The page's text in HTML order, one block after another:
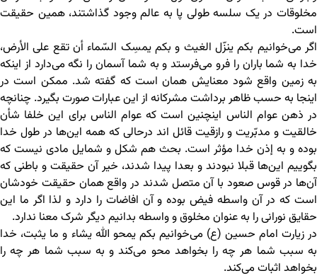
مخلوقات در یک سلسه طولی پا به عالم وجود گذاشتند، همین حقیقت
است.
اگر می‌خوانیم بکم ینزّل الغیث و بکم یمسِک السّماء أن تقع علی الأرض،
خدا به شما باران را فرو می‌فرستد و به شما آسمان را نگه می‌دارد از اینکه
به زمین واقع شود معنایش همان است که گفته شد. ممکن است در
اینجا به حسب ظاهر برداشت مشرکانه از این عبارات صورت بگیرد. چنانچه
در ذهن عوام الناس اینچنین است که عوام الناس برای این خلفا شأن
خالقیت و مدبّریت و رازقیت قائل اند درحالی که همه این‌ها در طول خدا
بوده و به إذن خدا مؤثر است. بحث هم شکل و شمایل مادی نیست که
بگوییم این‌ها قبلا نبودند و بعدا پیدا شدند، خیر آن حقیقت و باطنی که
آن‌ها در قوس صعود با آن متصل شدند در واقع همان حقیقت خودشان
است که در آن واسطه فیض بوده و آن افاضات را دارد و لذا اگر ما این
حقایق نورانی را به عنوان مخلوق و واسطه بدانیم دیگر شرک معنا ندارد.
در زیارت امام حسین (ع) می‌خوانیم بکم یمحو الله یشاء و ما یثبت، خدا
به سبب شما هر چه را بخواهد محو می‌کند و به سبب شما هر چه را
بخواهد اثبات می‌کند.